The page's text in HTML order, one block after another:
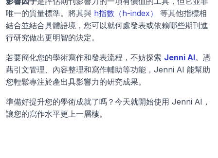
唯一的質量標準。將其與 h指數（h-index）
等其他指標相
結合並結合具體語境，您可以就何處發表或依賴哪些期刊進
行研究做出更明智的決定。
若要簡化您的學術寫作和發表流程，不妨探索 Jenni AI。憑
藉引文管理、內容整理和寫作輔助等功能，Jenni AI 能幫助
您輕鬆專注於產出具影響力的研究成果。
準備好提升您的學術成就了嗎？今天就開始使用 Jenni AI，
讓您的寫作水平更上一層樓。